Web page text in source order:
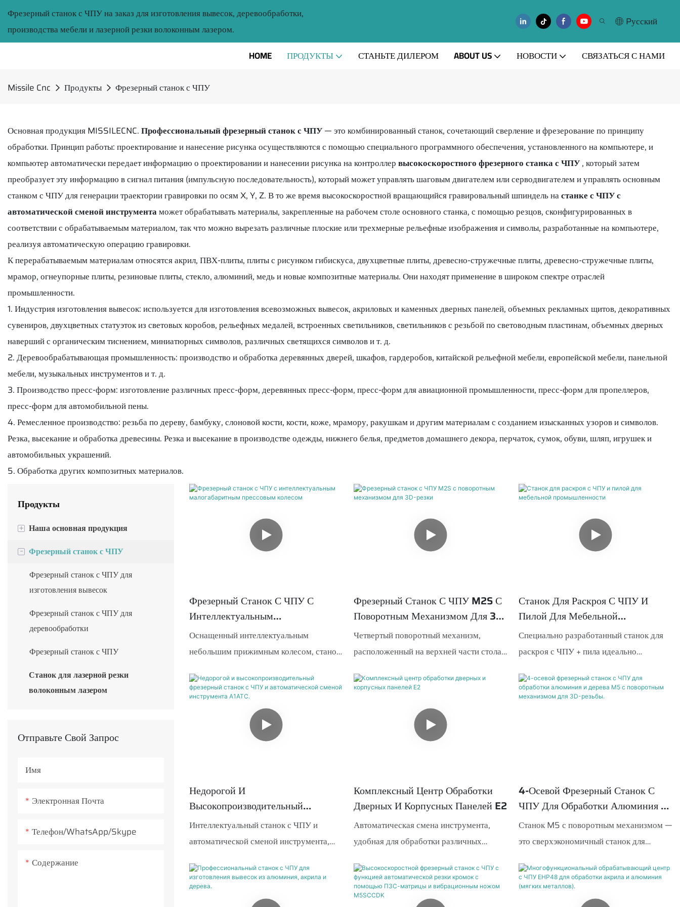
Фрезерный станок с ЧПУ на заказ для изготовления вывесок, деревообработки,
производства мебели и лазерной резки волоконным лазером.
Pусский
HOME ПРОДУКТЫ СТАНЬТЕ ДИЛЕРОМ ABOUT US НОВОСТИ СВЯЗАТЬСЯ С НАМИ
Missile Cnc Продукты Фрезерный станок с ЧПУ
Основная продукция MISSILECNC.Профессиональный фрезерный станок с ЧПУ— это комбинированный станок, сочетающий сверление и фрезерование по принципу
обработки. Принцип работы: проектирование и нанесение рисунка осуществляются с помощью специального программного обеспечения, установленного на компьютере, и
компьютер автоматически передает информацию о проектировании и нанесении рисунка на контроллервысокоскоростного фрезерного станка с ЧПУ, который затем
преобразует эту информацию в сигнал питания (импульсную последовательность), который может управлять шаговым двигателем или серводвигателем и управлять основным
станком с ЧПУ для генерации траектории гравировки по осям X, Y, Z. В то же время высокоскоростной вращающийся гравировальный шпиндель настанке с ЧПУ с
автоматической сменой инструментаможет обрабатывать материалы, закрепленные на рабочем столе основного станка, с помощью резцов, сконфигурированных в
соответствии с обрабатываемым материалом, так что можно вырезать различные плоские или трехмерные рельефные изображения и символы, разработанные на компьютере,
реализуя автоматическую операцию гравировки.
К перерабатываемым материалам относятся акрил, ПВХ-плиты, плиты с рисунком гибискуса, двухцветные плиты, древесно-стружечные плиты, древесно-стружечные плиты,
мрамор, огнеупорные плиты, резиновые плиты, стекло, алюминий, медь и новые композитные материалы. Они находят применение в широком спектре отраслей
промышленности.
1. Индустрия изготовления вывесок: используется для изготовления всевозможных вывесок, акриловых и каменных дверных панелей, объемных рекламных щитов, декоративных
сувениров, двухцветных статуэток из световых коробов, рельефных медалей, встроенных светильников, светильников с резьбой по световодным пластинам, объемных дверных
наверший с органическим тиснением, миниатюрных символов, различных светящихся символов и т. д.
2. Деревообрабатывающая промышленность: производство и обработка деревянных дверей, шкафов, гардеробов, китайской рельефной мебели, европейской мебели, панельной
мебели, музыкальных инструментов и т. д.
3. Производство пресс-форм: изготовление различных пресс-форм, деревянных пресс-форм, пресс-форм для авиационной промышленности, пресс-форм для пропеллеров,
пресс-форм для автомобильной пены.
4. Ремесленное производство: резьба по дереву, бамбуку, слоновой кости, кости, коже, мрамору, ракушкам и другим материалам с созданием изысканных узоров и символов.
Резка, высекание и обработка древесины. Резка и высекание в производстве одежды, нижнего белья, предметов домашнего декора, перчаток, сумок, обуви, шляп, игрушек и
автомобильных украшений.
5. Обработка других композитных материалов.
Продукты
+ Наша основная продукция
Фрезерный станок с ЧПУ серии M
Станок для лазерной резки
Фрезерный станок с ЧПУ серии S
серии E
- Фрезерный станок с ЧПУ
Фрезерный станок с ЧПУ для
изготовления вывесок
Фрезерный станок с ЧПУ для
деревообработки
Фрезерный станок с ЧПУ
Станок для лазерной резки
волоконным лазером
Отправьте Свой Запрос
Имя
Электронная Почта
Телефон/WhatsApp/Skype
Содержание
Фрезерный Станок С ЧПУ С
Интеллектуальным
Малогабаритным Прессовым
Колесом
Оснащенный интеллектуальным
небольшим прижимным колесом, станок
надежную фиксацию материалов.
Отсутствие деформации листового
металла, смещения материала, более
точная и стабильная резка и гравировка.
Фрезерный Станок С ЧПУ M2S С
Поворотным Механизмом Для 3D-
Резки
Четвертый поворотный механизм,
расположенный на верхней части стола,
выгрузку заготовок. Он позволяет
цилиндрических и дугообразных
поверхностей и имеет более широкий
Станок Для Раскроя С ЧПУ И
Пилой Для Мебельной
Промышленности
Специально разработанный станок для
раскроя с ЧПУ + пила идеально
производства в мебельной
промышленности и может эффективно
Недорогой И
Высокопроизводительный
Фрезерный Станок С ЧПУ И
Автоматической Сменой
Интеллектуальный станок с ЧПУ и
автоматической сменой инструмента,
обработки тонких узоров.
Комплексный Центр Обработки
Дверных И Корпусных Панелей E2
Автоматическая смена инструмента,
удобная для обработки различных
петель, прямые пазы, углы в форме дикой
яблони, дверные замки, пазы для петель
4-Осевой Фрезерный Станок С
ЧПУ Для Обработки Алюминия И
Дерева M5 С Поворотным
Механизмом Для 3D-Резьбы.
Станок M5 с поворотным механизмом —
это сверхэкономичный станок для
имеет автоматическую систему смены
инструмента, основные компоненты —